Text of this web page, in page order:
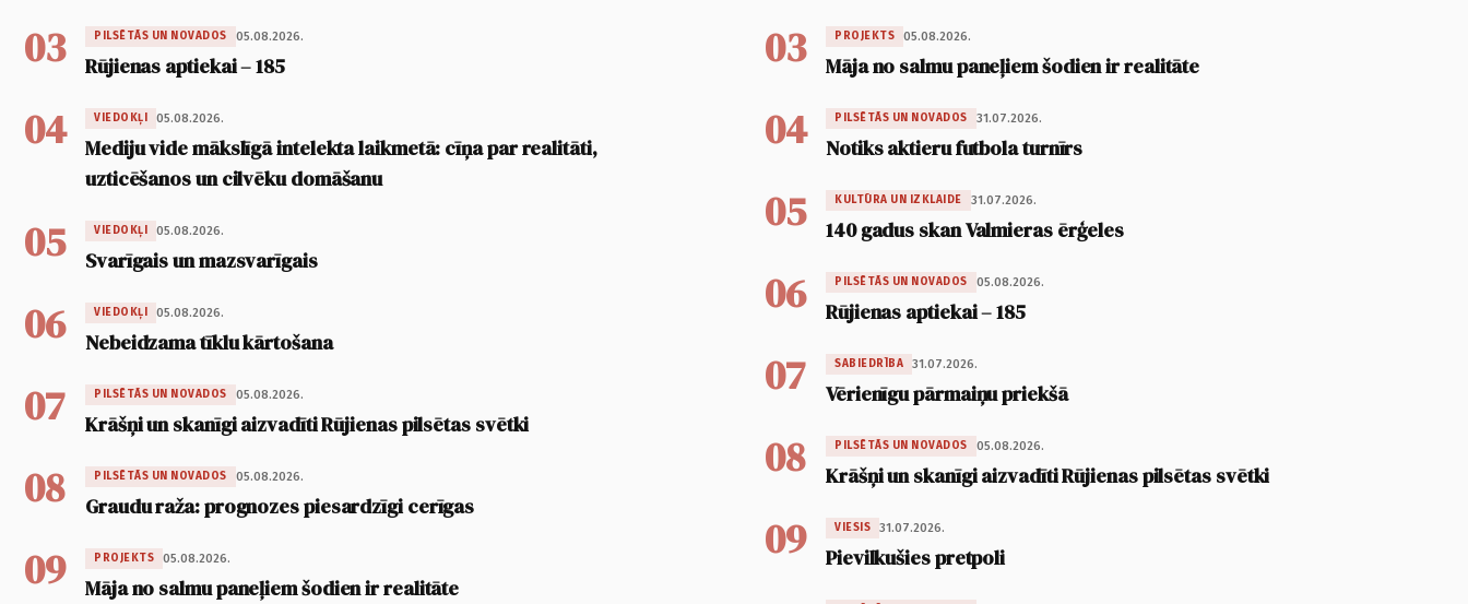
03 PILSĒTĀS UN NOVADOS 05.08.2026.
Rūjienas aptiekai – 185
04 VIEDOKĻI 05.08.2026.
Mediju vide mākslīgā intelekta laikmetā: cīņa par realitāti,
uzticēšanos un cilvēku domāšanu
05 VIEDOKĻI 05.08.2026.
Svarīgais un mazsvarīgais
06 VIEDOKĻI 05.08.2026.
Nebeidzama tīklu kārtošana
07 PILSĒTĀS UN NOVADOS 05.08.2026.
Krāšņi un skanīgi aizvadīti Rūjienas pilsētas svētki
08 PILSĒTĀS UN NOVADOS 05.08.2026.
Graudu raža: prognozes piesardzīgi cerīgas
09 PROJEKTS 05.08.2026.
Māja no salmu paneļiem šodien ir realitāte
03 PROJEKTS 05.08.2026.
Māja no salmu paneļiem šodien ir realitāte
04 PILSĒTĀS UN NOVADOS 31.07.2026.
Notiks aktieru futbola turnīrs
05 KULTŪRA UN IZKLAIDE 31.07.2026.
140 gadus skan Valmieras ērģeles
06 PILSĒTĀS UN NOVADOS 05.08.2026.
Rūjienas aptiekai – 185
07 SABIEDRĪBA 31.07.2026.
Vērienīgu pārmaiņu priekšā
08 PILSĒTĀS UN NOVADOS 05.08.2026.
Krāšņi un skanīgi aizvadīti Rūjienas pilsētas svētki
09 VIESIS 31.07.2026.
Pievilkušies pretpoli